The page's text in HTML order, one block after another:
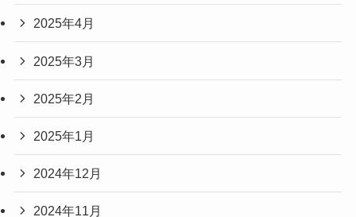
2025年4月
2025年3月
2025年2月
2025年1月
2024年12月
2024年11月